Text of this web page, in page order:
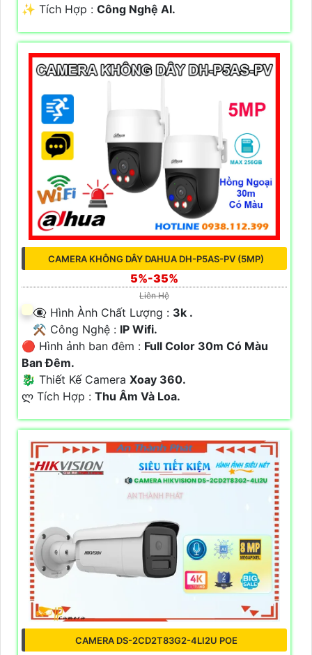
️✨ Tích Hợp : Công Nghệ AI.
CAMERA KHÔNG DÂY DAHUA DH-P5AS-PV (5MP)
5%-35%
Liên Hệ
👁️‍🗨 Hình Ành Chất Lượng : 3k .
⚒ Công Nghệ : IP Wifi.
🔴 Hình ảnh ban đêm : Full Color 30m Có Màu
Ban Ðêm.
🐉️ Thiết Kế Camera Xoay 360.
️ლ Tích Hợp : Thu Âm Và Loa.
CAMERA DS-2CD2T83G2-4LI2U POE